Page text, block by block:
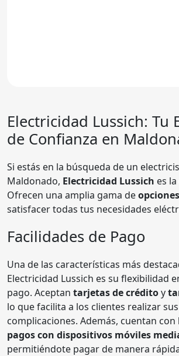
Electricidad Lussich: Tu
de Confianza en
Si estás en la búsqueda de un
Maldonado, Electricidad Lussich es
Ofrecen una amplia gama de
satisfacer todas tus necesidades
Facilidades de Pago
Una de las características más
Electricidad Lussich es su flexibilidad
pago. Aceptan tarjetas de créditoy
lo que facilita a los clientes realizar
complicaciones. Además, cuentan
pagos con dispositivos móviles
permitiéndote pagar de manera